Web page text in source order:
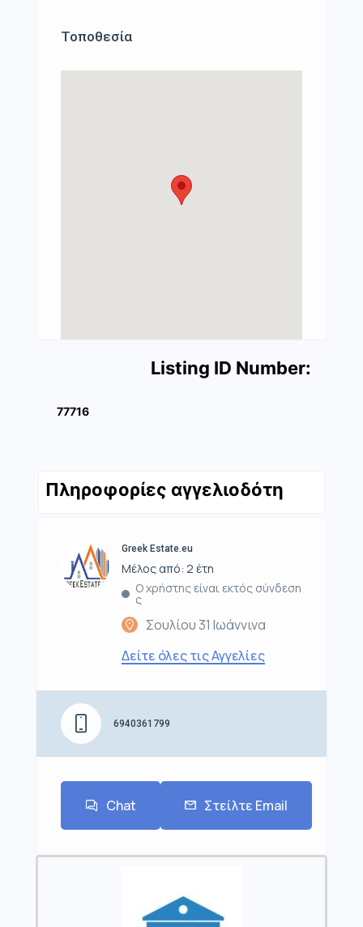
Τοποθεσία
Listing ID Number:
77716
Πληροφορίες αγγελιοδότη
Greek Estate.eu
Μέλος από: 2 έτη
Ο χρήστης είναι εκτός σύνδεση
ς
Σουλίου 31 Ιωάννινα
Δείτε όλες τις Αγγελίες
6940361799
Chat Στείλτε Email